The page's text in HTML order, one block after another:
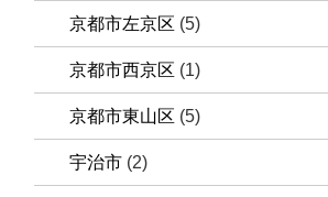
京都市左京区 (5)
京都市西京区 (1)
京都市東山区 (5)
宇治市 (2)